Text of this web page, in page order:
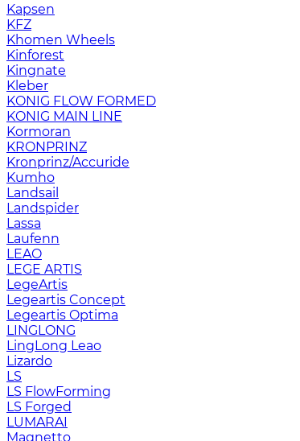
Kapsen
KFZ
Khomen Wheels
Kinforest
Kingnate
Kleber
KONIG FLOW FORMED
KONIG MAIN LINE
Kormoran
KRONPRINZ
Kronprinz/Accuride
Kumho
Landsail
Landspider
Lassa
Laufenn
LEAO
LEGE ARTIS
LegeArtis
Legeartis Concept
Legeartis Optima
LINGLONG
LingLong Leao
Lizardo
LS
LS FlowForming
LS Forged
LUMARAI
Magnetto